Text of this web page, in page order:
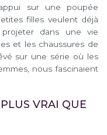
sur une poupée
filles veulent déjà
dans une vie
et les chaussures de
sur une série où les
nous fascinaient
VRAI QUE